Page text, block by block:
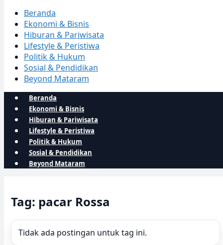
Beranda
Ekonomi & Bisnis
Hiburan & Pariwisata
Lifestyle & Peristiwa
Politik & Hukum
Sosial & Pendidikan
Beyond Mataram
Beranda
Ekonomi & Bisnis
Hiburan & Pariwisata
Lifestyle & Peristiwa
Politik & Hukum
Sosial & Pendidikan
Beyond Mataram
Tag: pacar Rossa
Tidak ada postingan untuk tag ini.